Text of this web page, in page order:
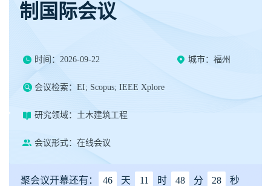
制国际会议
时间：2026-09-22 城市：福州
会议检索：EI; Scopus; IEEE Xplore
研究领域：土木建筑工程
会议形式：在线会议
聚会议开幕还有： 46 天 11 时 48 分 28 秒